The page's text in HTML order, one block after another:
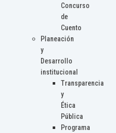
Concurso
de
Cuento
Planeación
y
Desarrollo
institucional
Transparencia
y
Ética
Pública
Programa